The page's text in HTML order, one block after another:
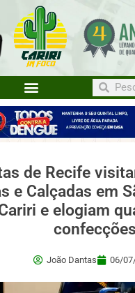
de Recife
e Calçadas em
e elogiam
confecções
João Dantas 06/